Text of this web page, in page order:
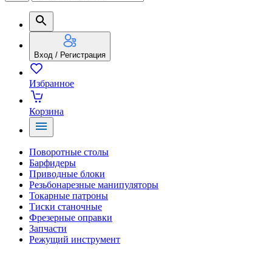
Вход / Регистрация
Избранное
Корзина
Поворотные столы
Барфидеры
Приводные блоки
Резьбонарезные манипуляторы
Токарные патроны
Тиски станочные
Фрезерные оправки
Запчасти
Режущий инструмент